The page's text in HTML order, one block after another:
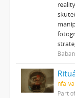
nfa-
Part